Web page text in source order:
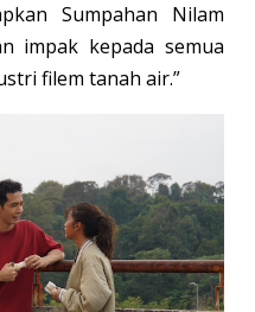
Sumpahan Nilam
impak kepada semua
filem tanah air.”